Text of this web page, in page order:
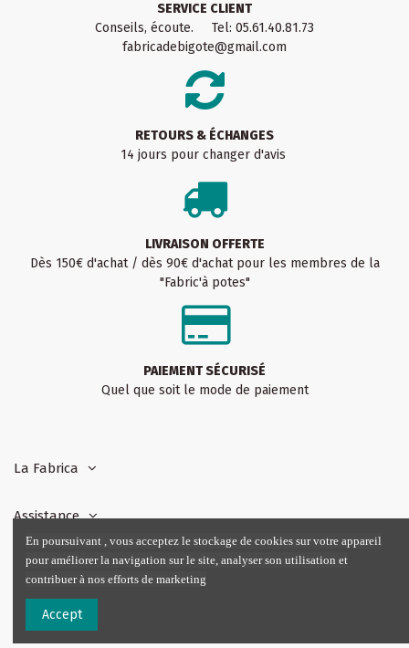
SERVICE CLIENT
Conseils, écoute. Tel: 05.61.40.81.73
fabricadebigote@gmail.com
RETOURS & ÉCHANGES
14 jours pour changer d'avis
LIVRAISON OFFERTE
Dès 150€ d'achat / dès 90€ d'achat pour les membres de la
"Fabric'à potes"
PAIEMENT SÉCURISÉ
Quel que soit le mode de paiement
La Fabrica
Assistance
Notre boutique :
En poursuivant , vous acceptez le stockage de cookies sur votre appareil
pour améliorer la navigation sur le site, analyser son utilisation et
contribuer à nos efforts de marketing
Accept